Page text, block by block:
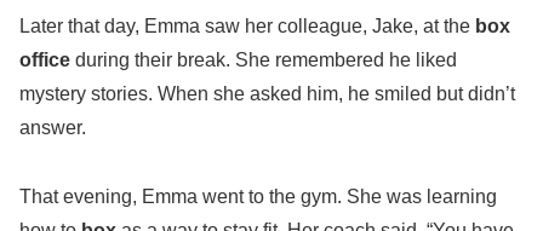
Later that day, Emma saw her colleague, Jake, at the box
office during their break. She remembered he liked
mystery stories. When she asked him, he smiled but didn’t
answer.
That evening, Emma went to the gym. She was learning